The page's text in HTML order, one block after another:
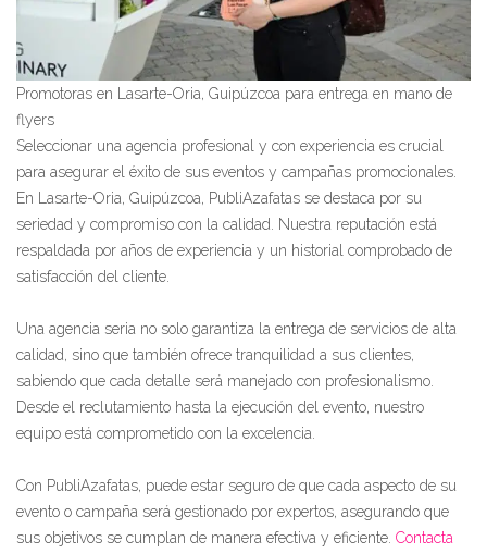
Promotoras en Lasarte-Oria, Guipúzcoa para entrega en mano de
flyers
Seleccionar una agencia profesional y con experiencia es crucial
para asegurar el éxito de sus eventos y campañas promocionales.
En Lasarte-Oria, Guipúzcoa, PubliAzafatas se destaca por su
seriedad y compromiso con la calidad. Nuestra reputación está
respaldada por años de experiencia y un historial comprobado de
satisfacción del cliente.
Una agencia seria no solo garantiza la entrega de servicios de alta
calidad, sino que también ofrece tranquilidad a sus clientes,
sabiendo que cada detalle será manejado con profesionalismo.
Desde el reclutamiento hasta la ejecución del evento, nuestro
equipo está comprometido con la excelencia.
Con PubliAzafatas, puede estar seguro de que cada aspecto de su
evento o campaña será gestionado por expertos, asegurando que
sus objetivos se cumplan de manera efectiva y eficiente. Contacta